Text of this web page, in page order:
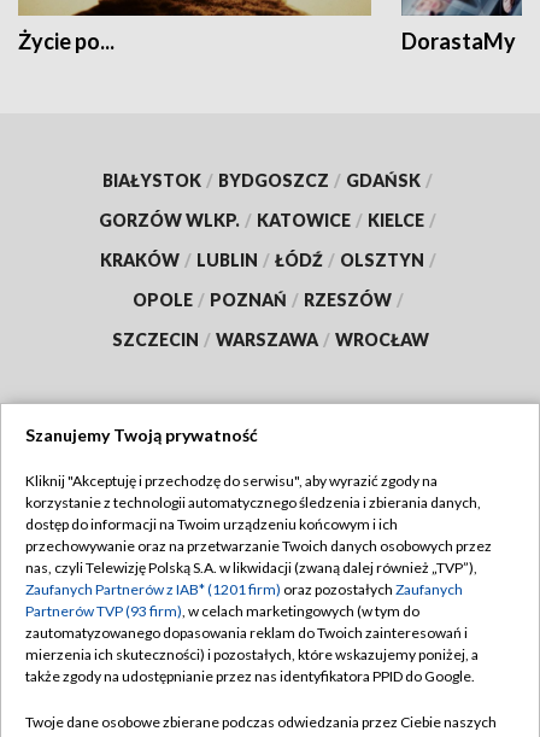
Życie po... DorastaMy
BIAŁYSTOK / BYDGOSZCZ / GDAŃSK /
GORZÓW WLKP. / KATOWICE / KIELCE /
KRAKÓW / LUBLIN / ŁÓDŹ / OLSZTYN /
OPOLE / POZNAŃ / RZESZÓW /
SZCZECIN / WARSZAWA / WROCŁAW
TVP
Abonament TVP
Emisja w TVP
Centrum informacji TVP
Naziemna Telewizja Cyfrowa
Regulamin TVP
Polityka prywatności
Moje zgody
Pomoc
Szanujemy Twoją prywatność
Kliknij "Akceptuję i przechodzę do serwisu", aby wyrazić zgody na
korzystanie z technologii automatycznego śledzenia i zbierania danych,
dostęp do informacji na Twoim urządzeniu końcowym i ich
przechowywanie oraz na przetwarzanie Twoich danych osobowych przez
nas, czyli Telewizję Polską S.A. w likwidacji (zwaną dalej również „TVP”),
Zaufanych Partnerów z IAB* (1201 firm) oraz pozostałych Zaufanych
Partnerów TVP (93 firm), w celach marketingowych (w tym do
zautomatyzowanego dopasowania reklam do Twoich zainteresowań i
mierzenia ich skuteczności) i pozostałych, które wskazujemy poniżej, a
także zgody na udostępnianie przez nas identyfikatora PPID do Google.
Twoje dane osobowe zbierane podczas odwiedzania przez Ciebie naszych